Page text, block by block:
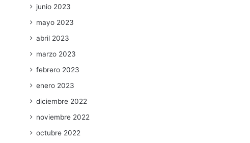
junio 2023
mayo 2023
abril 2023
marzo 2023
febrero 2023
enero 2023
diciembre 2022
noviembre 2022
octubre 2022